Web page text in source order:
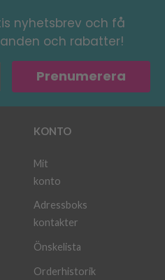
nyhetsbrev och få
och rabatter!
Prenumerera
KONTO
Mit
konto
Adressboks
kontakter
Önskelista
Orderhistorik